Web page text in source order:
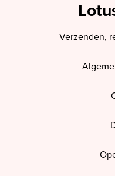
Verzenden,